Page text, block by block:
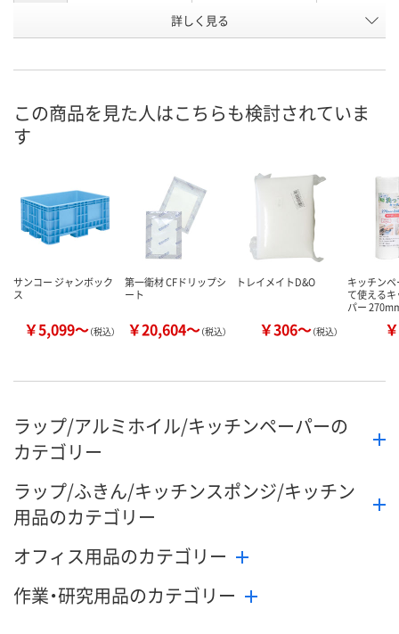
EU22162 EU22119
8月27日（木）まで
カゴへ
詳しく見る
この商品を見た人はこちらも検討されていま
す
サンコー ジャンボック
ス
￥5,099～（税込）
第一衛材 CFドリップシ
ート
￥20,604～（税込）
トレイメイトD&O
￥306～（税込）
キッチン
て使える
パー
ラップ/アルミホイル/キッチンペーパーの
カテゴリー
ラップ/ふきん/キッチンスポンジ/キッチン
用品のカテゴリー
オフィス用品のカテゴリー
作業・研究用品のカテゴリー